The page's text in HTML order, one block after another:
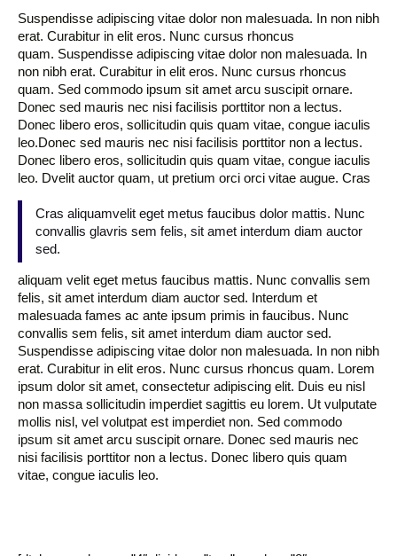
Suspendisse adipiscing vitae dolor non malesuada. In non nibh
erat. Curabitur in elit eros. Nunc cursus rhoncus
quam. Suspendisse adipiscing vitae dolor non malesuada. In
non nibh erat. Curabitur in elit eros. Nunc cursus rhoncus
quam. Sed commodo ipsum sit amet arcu suscipit ornare.
Donec sed mauris nec nisi facilisis porttitor non a lectus.
Donec libero eros, sollicitudin quis quam vitae, congue iaculis
leo.Donec sed mauris nec nisi facilisis porttitor non a lectus.
Donec libero eros, sollicitudin quis quam vitae, congue iaculis
leo.
Cras aliquamvelit eget metus faucibus dolor mattis. Nunc
convallis glavris sem felis, sit amet interdum diam auctor
sed.
Dvelit auctor quam, ut pretium orci orci vitae augue. Cras
aliquam velit eget metus faucibus mattis. Nunc convallis sem
felis, sit amet interdum diam auctor sed. Interdum et
malesuada fames ac ante ipsum primis in faucibus. Nunc
convallis sem felis, sit amet interdum diam auctor sed.
Suspendisse adipiscing vitae dolor non malesuada. In non nibh
erat. Curabitur in elit eros. Nunc cursus rhoncus quam. Lorem
ipsum dolor sit amet, consectetur adipiscing elit. Duis eu nisl
non massa sollicitudin imperdiet sagittis eu lorem. Ut vulputate
mollis nisl, vel volutpat est imperdiet non. Sed commodo
ipsum sit amet arcu suscipit ornare. Donec sed mauris nec
nisi facilisis porttitor non a lectus. Donec libero quis quam
vitae, congue iaculis leo.